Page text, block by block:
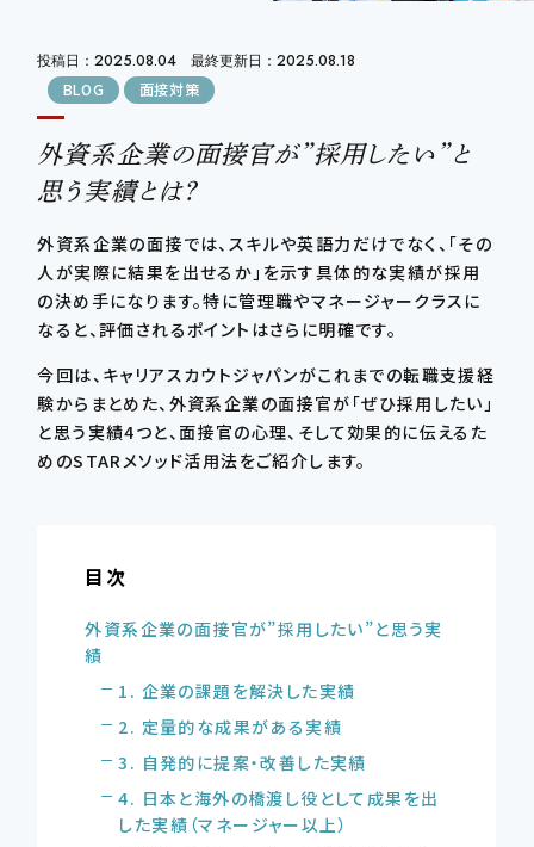
CONTSCT US
TEL. 03-4580-6150
この条件で検索する
条件をリセットする
投稿日：2025.08.04 最終更新日：2025.08.18
BLOG
面接対策
外資系企業の面接官が”採用したい”と
思う実績とは？
外資系企業の面接では、スキルや英語力だけでなく、「その
人が実際に結果を出せるか」を示す具体的な実績が採用
の決め手になります。特に管理職やマネージャークラスに
なると、評価されるポイントはさらに明確です。
今回は、キャリアスカウトジャパンがこれまでの転職支援経
験からまとめた、外資系企業の面接官が「ぜひ採用したい」
と思う実績4つと、面接官の心理、そして効果的に伝えるた
めのSTARメソッド活用法をご紹介します。
目次
外資系企業の面接官が”採用したい”と思う実
績
1. 企業の課題を解決した実績
2. 定量的な成果がある実績
3. 自発的に提案・改善した実績
4. 日本と海外の橋渡し役として成果を出
した実績（マネージャー以上）